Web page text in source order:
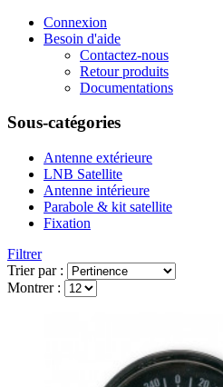
Connexion
Besoin d'aide
Contactez-nous
Retour produits
Documentations
Sous-catégories
Antenne extérieure
LNB Satellite
Antenne intérieure
Parabole & kit satellite
Fixation
Filtrer
Trier par :
Montrer :